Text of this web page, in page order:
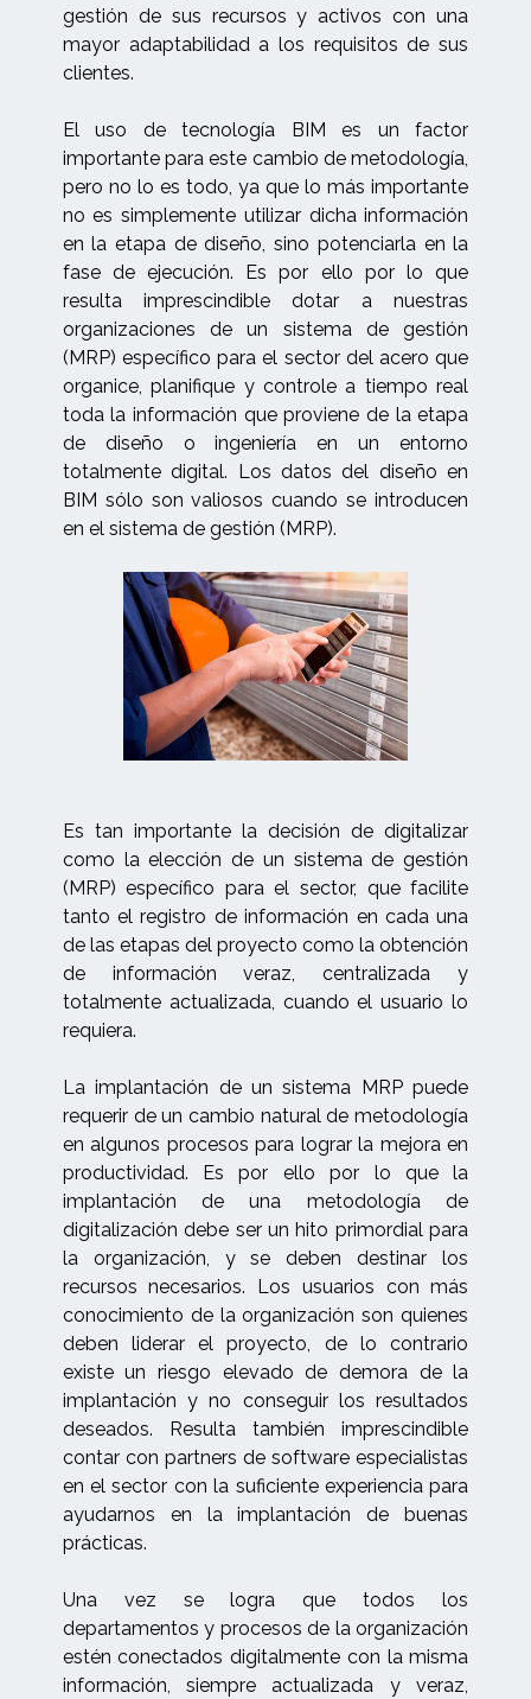
gestión de sus recursos y activos con una
mayor adaptabilidad a los requisitos de sus
clientes.
El uso de tecnología BIM es un factor
importante para este cambio de metodología,
pero no lo es todo, ya que lo más importante
no es simplemente utilizar dicha información
en la etapa de diseño, sino potenciarla en la
fase de ejecución. Es por ello por lo que
resulta imprescindible dotar a nuestras
organizaciones de un sistema de gestión
(MRP) específico para el sector del acero que
organice, planifique y controle a tiempo real
toda la información que proviene de la etapa
de diseño o ingeniería en un entorno
totalmente digital. Los datos del diseño en
BIM sólo son valiosos cuando se introducen
en el sistema de gestión (MRP).
Es tan importante la decisión de digitalizar
como la elección de un sistema de gestión
(MRP) específico para el sector, que facilite
tanto el registro de información en cada una
de las etapas del proyecto como la obtención
de información veraz, centralizada y
totalmente actualizada, cuando el usuario lo
requiera.
La implantación de un sistema MRP puede
requerir de un cambio natural de metodología
en algunos procesos para lograr la mejora en
productividad. Es por ello por lo que la
implantación de una metodología de
digitalización debe ser un hito primordial para
la organización, y se deben destinar los
recursos necesarios. Los usuarios con más
conocimiento de la organización son quienes
deben liderar el proyecto, de lo contrario
existe un riesgo elevado de demora de la
implantación y no conseguir los resultados
deseados. Resulta también imprescindible
contar con partners de software especialistas
en el sector con la suficiente experiencia para
ayudarnos en la implantación de buenas
prácticas.
Una vez se logra que todos los
departamentos y procesos de la organización
estén conectados digitalmente con la misma
información, siempre actualizada y veraz,